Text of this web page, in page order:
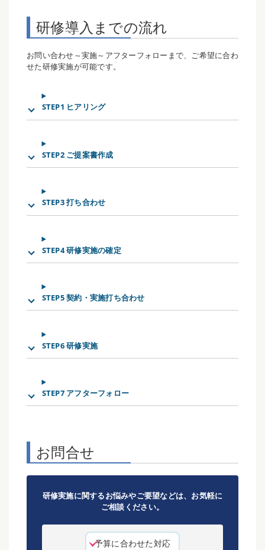
研修導入までの流れ
お問い合わせ～実施～アフターフォローまで、ご希望に合わ
せた研修実施が可能です。
STEP1 ヒアリング
STEP2 ご提案書作成
STEP3 打ち合わせ
STEP4 研修実施の確定
STEP5 契約・実施打ち合わせ
STEP6 研修実施
STEP7 アフターフォロー
お問合せ
研修実施に関するお悩みやご要望などは、お気軽に
ご相談ください。
予算に合わせた対応